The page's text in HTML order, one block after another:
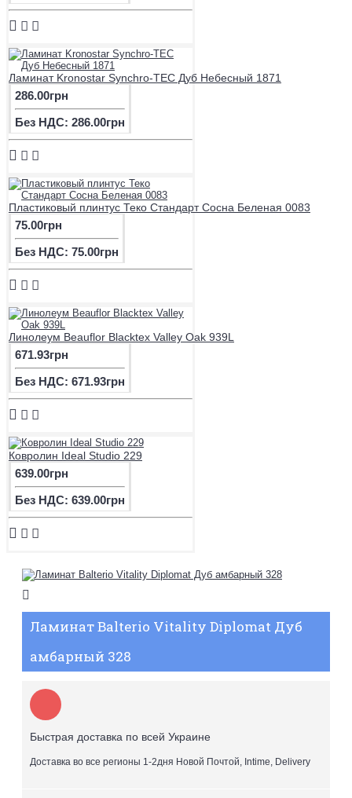
Ламинат Kronostar Synchro-TEC Дуб Небесный 1871
286.00грн
Без НДС: 286.00грн
Пластиковый плинтус Теко Стандарт Сосна Беленая 0083
75.00грн
Без НДС: 75.00грн
Линолеум Beauflor Blacktex Valley Oak 939L
671.93грн
Без НДС: 671.93грн
Ковролин Ideal Studio 229
639.00грн
Без НДС: 639.00грн
Ламинат Balterio Vitality Diplomat Дуб
амбарный 328
Быстрая доставка по всей Украине
Доставка во все регионы 1-2дня Новой Почтой, Intime, Delivery